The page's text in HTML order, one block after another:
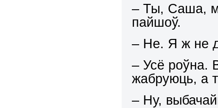
– Ты, Саша,
пайшоў.
– Не. Я ж не
– Усё роўна.
жабруюць, а
– Ну,